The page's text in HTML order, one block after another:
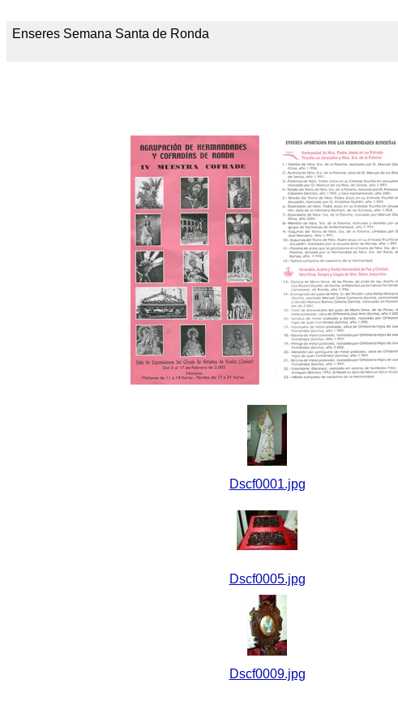
Enseres Semana Santa de Ronda
Dscf0001.jpg
Dscf0005.jpg
Dscf0009.jpg